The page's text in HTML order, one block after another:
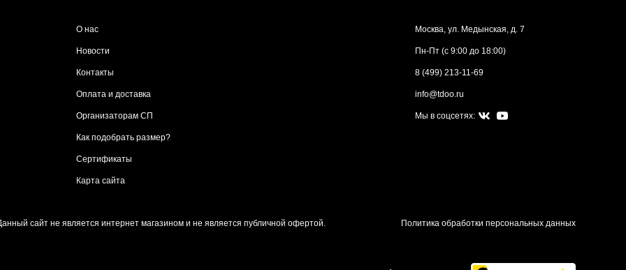
О нас
Новости
Контакты
Оплата и доставка
Организаторам СП
Как подобрать размер?
Сертификаты
Карта сайта
Москва, ул. Медынская, д. 7
Пн-Пт (с 9:00 до 18:00)
8 (499) 213-11-69
info@tdoo.ru
Мы в соцсетях:
сайт не является интернет магазином и не является публичной офертой. Политика обработки персональных данных